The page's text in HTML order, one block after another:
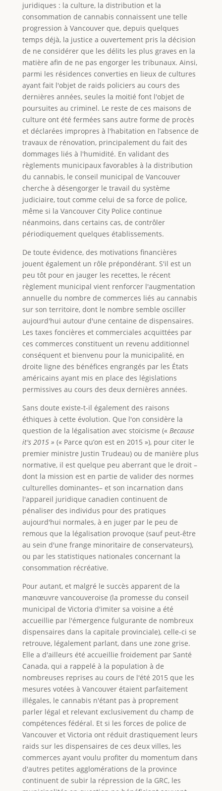
juridiques : la culture, la distribution et la
consommation de cannabis connaissent une telle
progression à Vancouver que, depuis quelques
temps déjà, la justice a ouvertement pris la décision
de ne considérer que les délits les plus graves en la
matière afin de ne pas engorger les tribunaux. Ainsi,
parmi les résidences converties en lieux de cultures
ayant fait l'objet de raids policiers au cours des
dernières années, seules la moitié font l'objet de
poursuites au criminel. Le reste de ces maisons de
culture ont été fermées sans autre forme de procès
et déclarées impropres à l'habitation en l’absence de
travaux de rénovation, principalement du fait des
dommages liés à l'humidité. En validant des
règlements municipaux favorables à la distribution
du cannabis, le conseil municipal de Vancouver
cherche à désengorger le travail du système
judiciaire, tout comme celui de sa force de police,
même si la Vancouver City Police continue
néanmoins, dans certains cas, de contrôler
périodiquement quelques établissements.
De toute évidence, des motivations financières
jouent également un rôle prépondérant. S'il est un
peu tôt pour en jauger les recettes, le récent
règlement municipal vient renforcer l'augmentation
annuelle du nombre de commerces liés au cannabis
sur son territoire, dont le nombre semble osciller
aujourd'hui autour d'une centaine de dispensaires.
Les taxes foncières et commerciales acquittées par
ces commerces constituent un revenu additionnel
conséquent et bienvenu pour la municipalité, en
droite ligne des bénéfices engrangés par les États
américains ayant mis en place des législations
permissives au cours des deux dernières années.
Sans doute existe-t-il également des raisons
éthiques à cette évolution. Que l'on considère la
question de la légalisation avec stoïcisme (« Because
it's 2015 » (« Parce qu’on est en 2015 »), pour citer le
premier ministre Justin Trudeau) ou de manière plus
normative, il est quelque peu aberrant que le droit –
dont la mission est en partie de valider des normes
culturelles dominantes– et son incarnation dans
l'appareil juridique canadien continuent de
pénaliser des individus pour des pratiques
aujourd'hui normales, à en juger par le peu de
remous que la légalisation provoque (sauf peut-être
au sein d'une frange minoritaire de conservateurs),
ou par les statistiques nationales concernant la
consommation récréative.
Pour autant, et malgré le succès apparent de la
manœuvre vancouveroise (la promesse du conseil
municipal de Victoria d'imiter sa voisine a été
accueillie par l'émergence fulgurante de nombreux
dispensaires dans la capitale provinciale), celle-ci se
retrouve, légalement parlant, dans une zone grise.
Elle a d'ailleurs été accueillie froidement par Santé
Canada, qui a rappelé à la population à de
nombreuses reprises au cours de l'été 2015 que les
mesures votées à Vancouver étaient parfaitement
illégales, le cannabis n'étant pas à proprement
parler légal et relevant exclusivement du champ de
compétences fédéral. Et si les forces de police de
Vancouver et Victoria ont réduit drastiquement leurs
raids sur les dispensaires de ces deux villes, les
commerces ayant voulu profiter du momentum dans
d'autres petites agglomérations de la province
continuent de subir la répression de la GRC, les